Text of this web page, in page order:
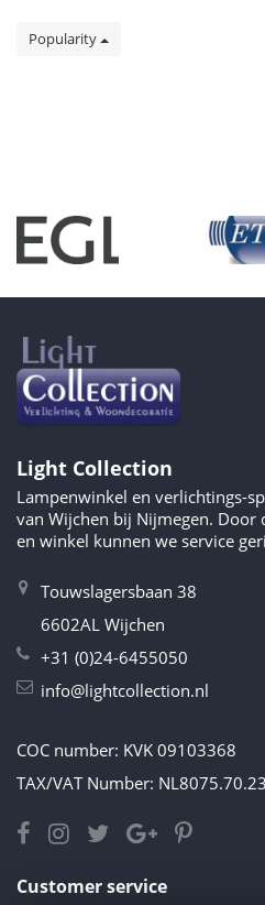
Popularity
Light Collection
Lampenwinkel en verlichtings-
van Wijchen bij Nijmegen. Door
en winkel kunnen we service
Touwslagersbaan 38
6602AL Wijchen
+31 (0)24-6455050
info@lightcollection.nl
COC number: KVK 09103368
TAX/VAT Number:
Customer service